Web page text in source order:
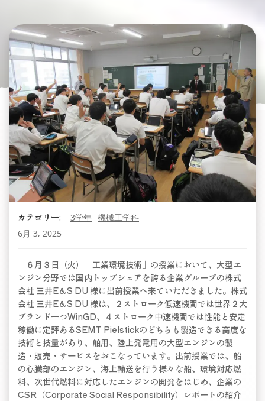
カテゴリー: 3学年 機械工学科
6月 3, 2025
６月３日（火）「工業環境技術」の授業において、大型エ
ンジン分野では国内トップシェアを誇る企業グループの株式
会社 三井E＆S DU 様に出前授業へ来ていただきました。株式
会社 三井E＆S DU 様は、２ストローク低速機関では世界２大
ブランド一つWinGD、４ストローク中速機関では性能と安定
稼働に定評あるSEMT Pielstickのどちらも製造できる高度な
技術と技量があり、舶用、陸上発電用の大型エンジンの製
造・販売・サービスをおこなっています。出前授業では、船
の心臓部のエンジン、海上輸送を行う様々な船、環境対応燃
料、次世代燃料に対応したエンジンの開発をはじめ、企業の
CSR（Corporate Social Responsibility）レポートの紹介